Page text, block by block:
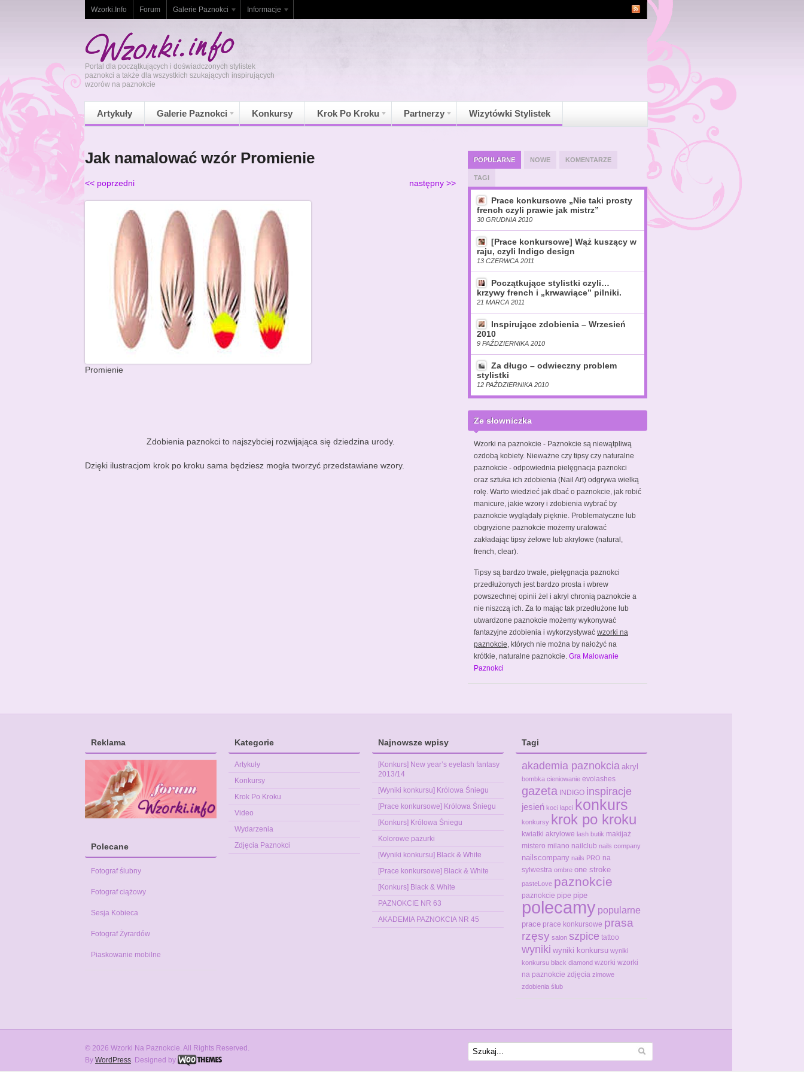
Wzorki.Info Forum Galerie Paznokci Informacje
Portal dla początkujących i doświadczonych stylistek
paznokci a także dla wszystkich szukających inspirujących
wzorów na paznokcie
Artykuły Galerie Paznokci Konkursy Krok Po Kroku Partnerzy Wizytówki Stylistek
Jak namalować wzór Promienie
<< poprzedni następny >>
Promienie
Zdobienia paznokci to najszybciej rozwijająca się dziedzina urody.
Dzięki ilustracjom krok po kroku sama będziesz mogła tworzyć przedstawiane wzory.
POPULARNE NOWE KOMENTARZE
TAGI
Prace konkursowe „Nie taki prosty
french czyli prawie jak mistrz”
30 GRUDNIA 2010
[Prace konkursowe] Wąż kuszący w
raju, czyli Indigo design
13 CZERWCA 2011
Początkujące stylistki czyli…
krzywy french i „krwawiące” pilniki.
21 MARCA 2011
Inspirujące zdobienia – Wrzesień
2010
9 PAŹDZIERNIKA 2010
Za długo – odwieczny problem
stylistki
12 PAŹDZIERNIKA 2010
Ze słowniczka
Wzorki na paznokcie - Paznokcie są niewątpliwą
ozdobą kobiety. Nieważne czy tipsy czy naturalne
paznokcie - odpowiednia pielęgnacja paznokci
oraz sztuka ich zdobienia (Nail Art) odgrywa wielką
rolę. Warto wiedzieć jak dbać o paznokcie, jak robić
manicure, jakie wzory i zdobienia wybrać by
paznokcie wyglądały pięknie. Problematyczne lub
obgryzione paznokcie możemy uratować
zakładając tipsy żelowe lub akrylowe (natural,
french, clear).
Tipsy są bardzo trwałe, pielęgnacja paznokci
przedłużonych jest bardzo prosta i wbrew
powszechnej opinii żel i akryl chronią paznokcie a
nie niszczą ich. Za to mając tak przedłużone lub
utwardzone paznokcie możemy wykonywać
fantazyjne zdobienia i wykorzystywać wzorki na
paznokcie, których nie można by nałożyć na
krótkie, naturalne paznokcie. Gra Malowanie
Paznokci
Reklama
Polecane
Fotograf ślubny
Fotograf ciążowy
Sesja Kobieca
Fotograf Żyrardów
Piaskowanie mobilne
Kategorie
Artykuły
Konkursy
Krok Po Kroku
Video
Wydarzenia
Zdjęcia Paznokci
Najnowsze wpisy
[Konkurs] New year’s eyelash fantasy
2013/14
[Wyniki konkursu] Królowa Śniegu
[Prace konkursowe] Królowa Śniegu
[Konkurs] Królowa Śniegu
Kolorowe pazurki
[Wyniki konkursu] Black & White
[Prace konkursowe] Black & White
[Konkurs] Black & White
PAZNOKCIE NR 63
AKADEMIA PAZNOKCIA NR 45
Tagi
akademia paznokcia akryl
bombka cieniowanie evolashes
gazeta INDIGO inspiracje
jesień koci łapci konkurs
konkursy krok po kroku
kwiatki akrylowe lash butik makijaż
mistero milano nailclub nails company
nailscompany nails PRO na
sylwestra ombre one stroke
pasteLove paznokcie
paznokcie pipe pipe
polecamy popularne
prace prace konkursowe prasa
rzęsy salon szpice tattoo
wyniki wyniki konkursu wyniki
konkursu black diamond wzorki wzorki
na paznokcie zdjęcia zimowe
zdobienia ślub
© 2026 Wzorki Na Paznokcie. All Rights Reserved.
By WordPress. Designed by